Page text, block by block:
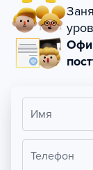
Имя
Телефон